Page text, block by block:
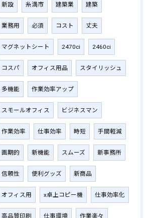
新設 糸満市 建築業 建築
業務用 必須 コスト 丈夫
マグネットシート 2470ci 2460ci
コスパ オフィス用品 スタイリッシュ
多機能 作業効率アップ
スモールオフィス ビジネスマン
作業効率 仕事効率 時短 手間軽減
画期的 新機能 スムーズ 新事務所
信頼性 便利グッズ 新商品
オフィス用 x卓上コピー機 仕事効率化
高品質印刷 仕事環境 作業楽々